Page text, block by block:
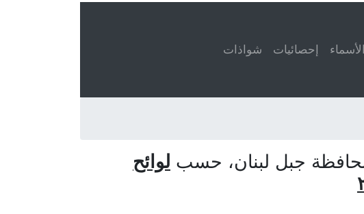
الأسماء إحصائيات شواذات
لوائح